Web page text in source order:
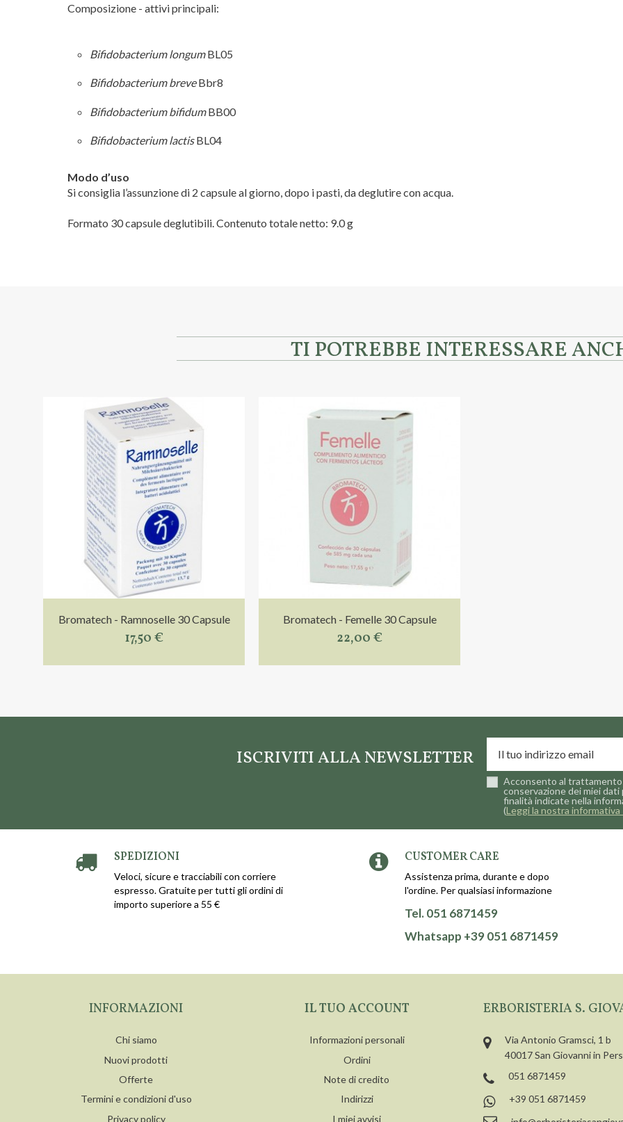
Composizione - attivi principali:
Bifidobacterium longumBL05
Bifidobacterium breveBbr8
Bifidobacterium bifidumBB00
Bifidobacterium lactisBL04
Modo d’uso
Si consiglia l’assunzione di 2 capsule al giorno, dopo i pasti, da deglutire con acqua.
Formato 30 capsule deglutibili. Contenuto totale netto: 9.0 g
TI POTREBBE INTERESSARE
Bromatech - Ramnoselle 30 Capsule
17,50 €
Bromatech - Femelle 30 Capsule
22,00 €
ISCRIVITI ALLA NEWSLETTER
Acconsento al trattamento
conservazione dei miei dati
finalità indicate nella
(Leggi la nostra informativa
SPEDIZIONI
Veloci, sicure e tracciabili con corriere
espresso. Gratuite per tutti gli ordini di
importo superiore a 55 €
CUSTOMER CARE
Assistenza prima, durante e dopo
l'ordine. Per qualsiasi informazione
Tel. 051 6871459
Whatsapp +39 051 6871459
INFORMAZIONI
Chi siamo
Nuovi prodotti
Offerte
Termini e condizioni d'uso
Privacy policy
IL TUO ACCOUNT
Informazioni personali
Ordini
Note di credito
Indirizzi
I miei avvisi
ERBORISTERIA S.
Via Antonio Gramsci, 1 b
40017 San Giovanni in
051 6871459
+39 051 6871459